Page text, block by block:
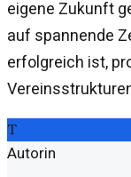
eigene Zukunft
auf spannende
erfolgreich ist,
T
Autorin